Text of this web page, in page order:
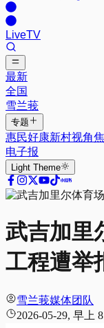
LiveTV
最新
全国
雪兰莪
专题
惠民好康新村视角
电子报
Light Theme
武吉加里
工程遭举
雪兰莪媒体团队
2026-05-29, 早上